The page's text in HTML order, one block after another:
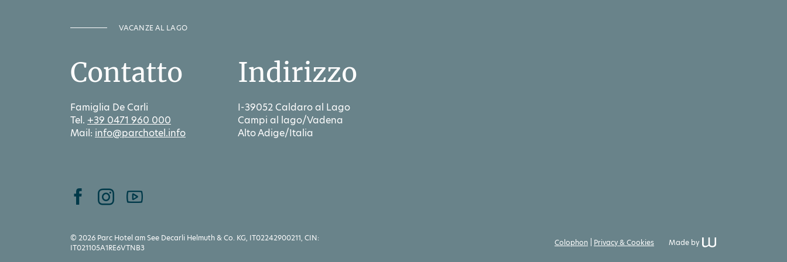
VACANZE AL LAGO
Contatto
Famiglia De Carli
Tel. +39 0471 960 000
Mail: info@parchotel.info
Indirizzo
I-39052 Caldaro al Lago
Campi al lago/Vadena
Alto Adige/Italia
© 2026 Parc Hotel am See Decarli Helmuth & Co. KG, IT02242900211, CIN:
IT021105A1RE6VTNB3
Colophon Privacy & Cookies Made by